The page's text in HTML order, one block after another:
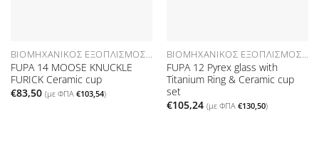
ΒΙΟΜΗΧΑΝΙΚΌΣ ΕΞΟΠΛΙΣΜΌΣ ΑΝΑΛΏΣΙΜΑ
FUPA 14 MOOSE KNUCKLE
FURICK Ceramic cup
€83,50 (με ΦΠΑ €103,54)
ΒΙΟΜΗΧΑΝΙΚΌΣ ΕΞΟΠΛΙΣΜΌΣ ΑΝΑΛΏΣΙΜΑ
FUPA 12 Pyrex glass with
Titanium Ring & Ceramic cup
set
€105,24 (με ΦΠΑ €130,50)